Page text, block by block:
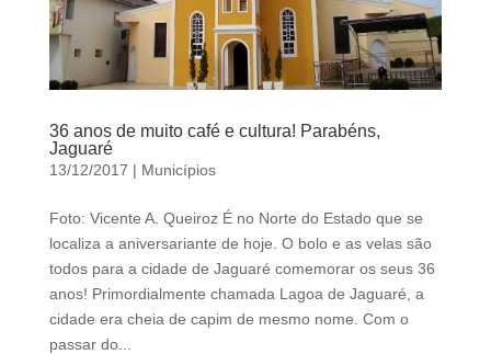
36 anos de muito café e cultura! Parabéns,
Jaguaré
13/12/2017 | Municípios
Foto: Vicente A. Queiroz É no Norte do Estado que se
localiza a aniversariante de hoje. O bolo e as velas são
todos para a cidade de Jaguaré comemorar os seus 36
anos! Primordialmente chamada Lagoa de Jaguaré, a
cidade era cheia de capim de mesmo nome. Com o
passar do...